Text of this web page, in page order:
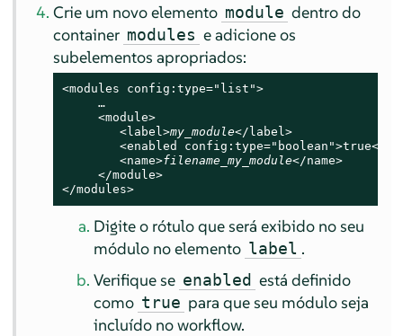
Crie um novo elemento module dentro do
container modules e adicione os
subelementos apropriados:
<modules config:type="list">
     …
     <module>
        <label>
my_module</label>
<enabled config:type="boolean">true</
        <name>
filename_my_module</name>
     </module>
</modules>
Digite o rótulo que será exibido no seu
módulo no elemento label .
Verifique se enabled está definido
como true para que seu módulo seja
incluído no workflow.